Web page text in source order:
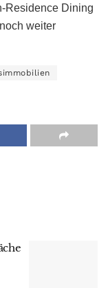
Residence Dining
weiter